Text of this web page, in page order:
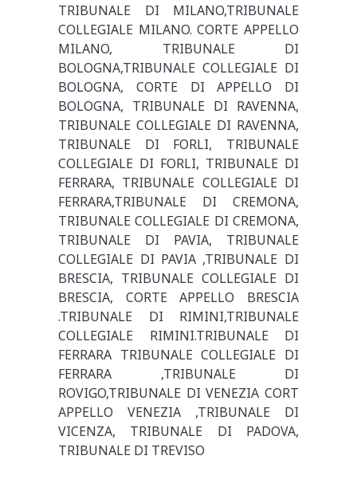
TRIBUNALE DI MILANO,TRIBUNALE
COLLEGIALE MILANO. CORTE APPELLO
MILANO, TRIBUNALE DI
BOLOGNA,TRIBUNALE COLLEGIALE DI
BOLOGNA, CORTE DI APPELLO DI
BOLOGNA, TRIBUNALE DI RAVENNA,
TRIBUNALE COLLEGIALE DI RAVENNA,
TRIBUNALE DI FORLI, TRIBUNALE
COLLEGIALE DI FORLI, TRIBUNALE DI
FERRARA, TRIBUNALE COLLEGIALE DI
FERRARA,TRIBUNALE DI CREMONA,
TRIBUNALE COLLEGIALE DI CREMONA,
TRIBUNALE DI PAVIA, TRIBUNALE
COLLEGIALE DI PAVIA ,TRIBUNALE DI
BRESCIA, TRIBUNALE COLLEGIALE DI
BRESCIA, CORTE APPELLO BRESCIA
.TRIBUNALE DI RIMINI,TRIBUNALE
COLLEGIALE RIMINI.TRIBUNALE DI
FERRARA TRIBUNALE COLLEGIALE DI
FERRARA ,TRIBUNALE DI
ROVIGO,TRIBUNALE DI VENEZIA CORT
APPELLO VENEZIA ,TRIBUNALE DI
VICENZA, TRIBUNALE DI PADOVA,
TRIBUNALE DI TREVISO